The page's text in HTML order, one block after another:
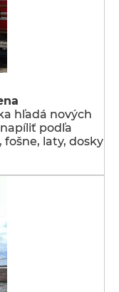
hľadá nových
podľa
fošne, laty, dosky